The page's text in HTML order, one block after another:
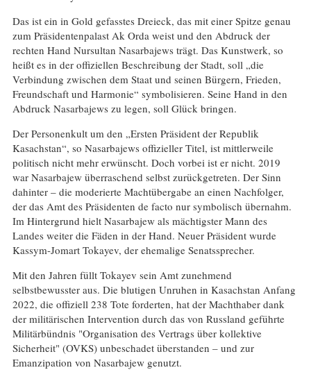
Das ist ein in Gold gefasstes Dreieck, das mit einer Spitze genau
zum Präsidentenpalast Ak Orda weist und den Abdruck der
rechten Hand Nursultan Nasarbajews trägt. Das Kunstwerk, so
heißt es in der offiziellen Beschreibung der Stadt, soll „die
Verbindung zwischen dem Staat und seinen Bürgern, Frieden,
Freundschaft und Harmonie“ symbolisieren. Seine Hand in den
Abdruck Nasarbajews zu legen, soll Glück bringen.
Der Personenkult um den „Ersten Präsident der Republik
Kasachstan“, so Nasarbajews offizieller Titel, ist mittlerweile
politisch nicht mehr erwünscht. Doch vorbei ist er nicht. 2019
war Nasarbajew überraschend selbst zurückgetreten. Der Sinn
dahinter – die moderierte Machtübergabe an einen Nachfolger,
der das Amt des Präsidenten de facto nur symbolisch übernahm.
Im Hintergrund hielt Nasarbajew als mächtigster Mann des
Landes weiter die Fäden in der Hand. Neuer Präsident wurde
Kassym-Jomart Tokayev, der ehemalige Senatssprecher.
Mit den Jahren füllt Tokayev sein Amt zunehmend
selbstbewusster aus. Die blutigen Unruhen in Kasachstan Anfang
2022, die offiziell 238 Tote forderten, hat der Machthaber dank
der militärischen Intervention durch das von Russland geführte
Militärbündnis "Organisation des Vertrags über kollektive
Sicherheit" (OVKS) unbeschadet überstanden – und zur
Emanzipation von Nasarbajew genutzt.